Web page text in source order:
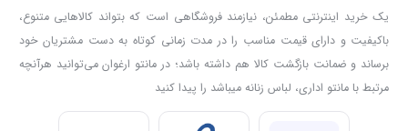
یک خرید اینترنتی مطمئن، نیازمند فروشگاهی است که بتواند کالاهایی متنوع،
باکیفیت و دارای قیمت مناسب را در مدت زمانی کوتاه به دست مشتریان خود
برساند و ضمانت بازگشت کالا هم داشته باشد؛ در مانتو ارغوان می‌توانید هرآنچه
مرتبط با مانتو اداری، لباس زنانه میباشد را پیدا کنید